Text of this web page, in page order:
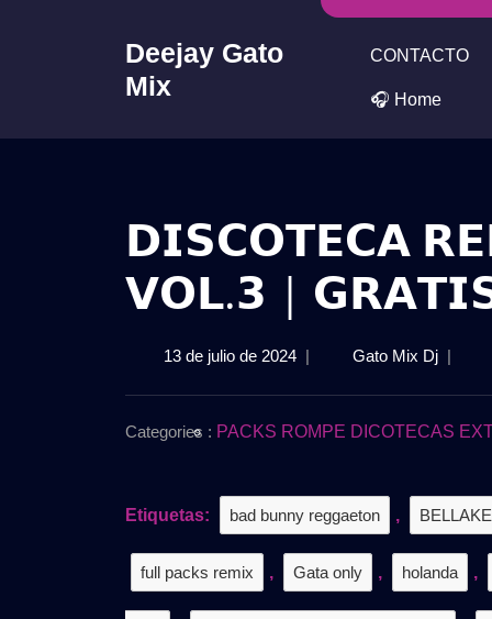
Deejay Gato
Mix
CONTACTO
🎧 Home
𝗗𝗜𝗦𝗖𝗢𝗧𝗘𝗖𝗔
𝗩𝗢𝗟.𝟯 |
13 de julio de 202413
de
| Gato Mix Dj
𝟮𝟬𝟮𝟰
|
|
Categories : PACKS ROMPE DICOTECAS
Etiquetas: bad bunny reggaeton ,
full packs remix , Gata only , holanda ,